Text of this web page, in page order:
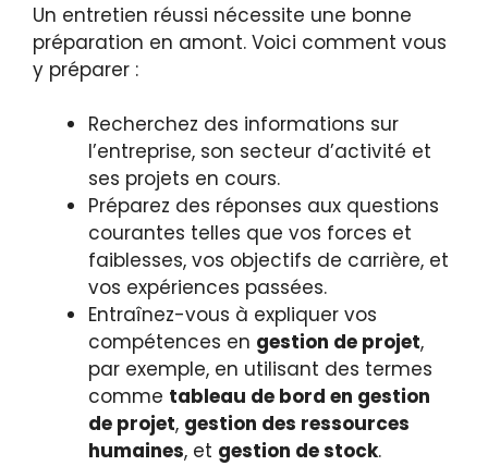
Un entretien réussi nécessite une bonne
préparation en amont. Voici comment vous
y préparer :
Recherchez des informations sur
l’entreprise, son secteur d’activité et
ses projets en cours.
Préparez des réponses aux questions
courantes telles que vos forces et
faiblesses, vos objectifs de carrière, et
vos expériences passées.
Entraînez-vous à expliquer vos
compétences en gestion de projet,
par exemple, en utilisant des termes
comme tableau de bord en gestion
de projet, gestion des ressources
humaines, et gestion de stock.